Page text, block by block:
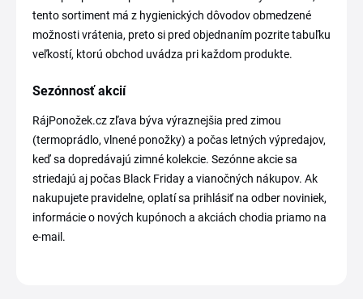
tento sortiment má z hygienických dôvodov obmedzené
možnosti vrátenia, preto si pred objednaním pozrite tabuľku
veľkostí, ktorú obchod uvádza pri každom produkte.
Sezónnosť akcií
RájPonožek.cz zľava býva výraznejšia pred zimou
(termoprádlo, vlnené ponožky) a počas letných výpredajov,
keď sa dopredávajú zimné kolekcie. Sezónne akcie sa
striedajú aj počas Black Friday a vianočných nákupov. Ak
nakupujete pravidelne, oplatí sa prihlásiť na odber noviniek,
informácie o nových kupónoch a akciách chodia priamo na
e-mail.